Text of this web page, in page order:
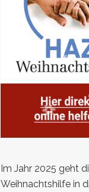
Im Jahr 2025 geht
Weihnachtshilfe in